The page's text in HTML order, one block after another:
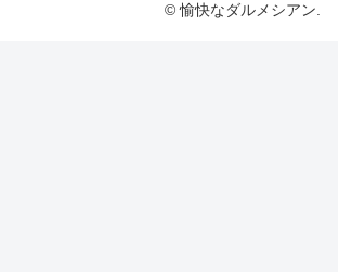
© 愉快なダルメシアン.